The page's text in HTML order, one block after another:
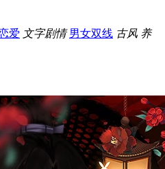
爱 文字剧情 男女双线 古风 养